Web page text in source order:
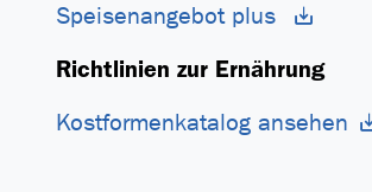
Speisenangebot plus
Richtlinien zur Ernährung
Kostformenkatalog ansehen